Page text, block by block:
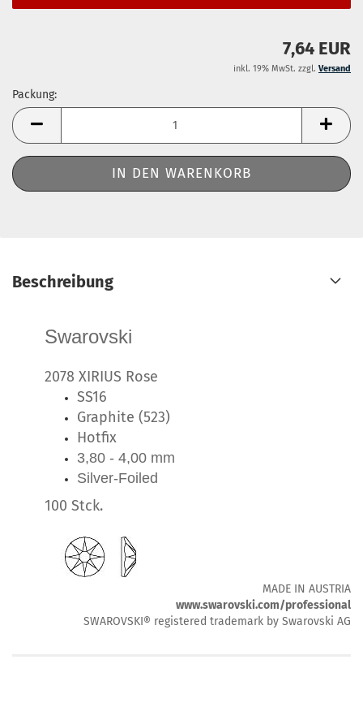
7,64 EUR
inkl. 19% MwSt. zzgl. Versand
Packung:
Packung
Beschreibung
Swarovski
2078 XIRIUS Rose
SS16
Graphite (523)
Hotfix
3,80 - 4,00 mm
Silver-Foiled
100 Stck.
MADE IN AUSTRIA
www.swarovski.com/professional
SWAROVSKI® registered trademark by Swarovski AG